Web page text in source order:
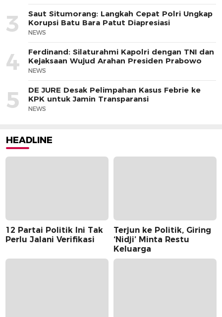
3
Saut Situmorang: Langkah Cepat Polri Ungkap
Korupsi Batu Bara Patut Diapresiasi
NEWS
4
Ferdinand: Silaturahmi Kapolri dengan TNI dan
Kejaksaan Wujud Arahan Presiden Prabowo
NEWS
5
DE JURE Desak Pelimpahan Kasus Febrie ke
KPK untuk Jamin Transparansi
NEWS
HEADLINE
12 Partai Politik Ini Tak
Perlu Jalani Verifikasi
Terjun ke Politik, Giring
‘Nidji’ Minta Restu
Keluarga